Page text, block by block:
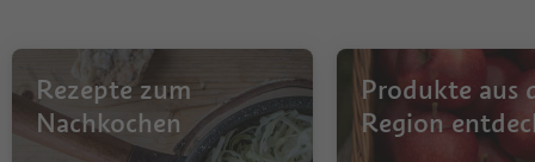
Rezepte zum
Nachkochen
Produkte aus
Region